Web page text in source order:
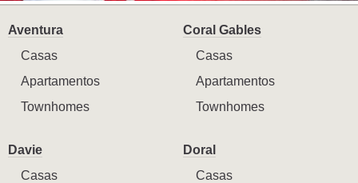
Aventura
Casas
Apartamentos
Townhomes
Coral Gables
Casas
Apartamentos
Townhomes
Davie
Casas
Doral
Casas